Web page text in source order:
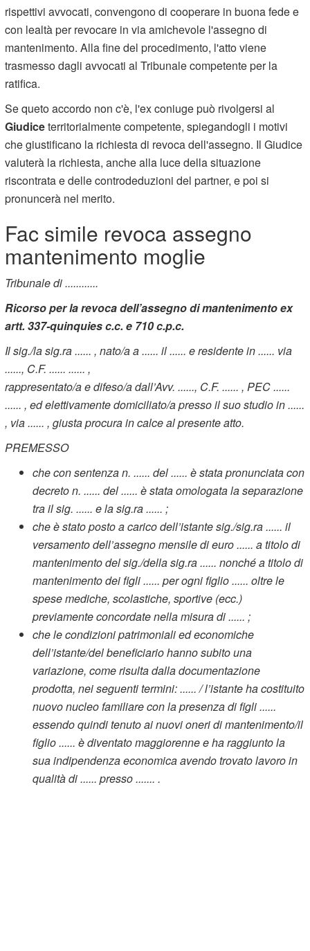
rispettivi avvocati, convengono di cooperare in buona fede e
con lealtà per revocare in via amichevole l'assegno di
mantenimento. Alla fine del procedimento, l'atto viene
trasmesso dagli avvocati al Tribunale competente per la
ratifica.
Se queto accordo non c'è, l'ex coniuge può rivolgersi al
Giudiceterritorialmente competente, spiegandogli i motivi
che giustificano la richiesta di revoca dell'assegno. Il Giudice
valuterà la richiesta, anche alla luce della situazione
riscontrata e delle controdeduzioni del partner, e poi si
pronuncerà nel merito.
Fac simile revoca assegno
mantenimento moglie
Tribunale di ............
Ricorso per la revoca dell’assegno di mantenimento ex
artt. 337-quinquies c.c. e 710 c.p.c.
Il sig./la sig.ra ...... , nato/a a ...... il ...... e residente in ...... via
......, C.F. ...... ...... ,
rappresentato/a e difeso/a dall’Avv. ......, C.F. ...... , PEC ......
...... , ed elettivamente domiciliato/a presso il suo studio in ......
, via ...... , giusta procura in calce al presente atto.
PREMESSO
che con sentenza n. ...... del ...... è stata pronunciata con
decreto n. ...... del ...... è stata omologata la separazione
tra il sig. ...... e la sig.ra ...... ;
che è stato posto a carico dell’istante sig./sig.ra ...... il
versamento dell’assegno mensile di euro ...... a titolo di
mantenimento del sig./della sig.ra ...... nonché a titolo di
mantenimento dei figli ...... per ogni figlio ...... oltre le
spese mediche, scolastiche, sportive (ecc.)
previamente concordate nella misura di ...... ;
che le condizioni patrimoniali ed economiche
dell’istante/del beneficiario hanno subito una
variazione, come risulta dalla documentazione
prodotta, nei seguenti termini: ...... / l’istante ha costituito
nuovo nucleo familiare con la presenza di figli ......
essendo quindi tenuto ai nuovi oneri di mantenimento/il
figlio ...... è diventato maggiorenne e ha raggiunto la
sua indipendenza economica avendo trovato lavoro in
qualità di ...... presso ....... .